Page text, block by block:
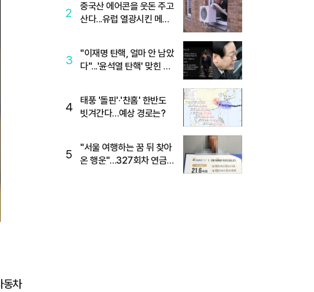
동차
2
중국산 에어콘을 웃돈 주고
산다...유럽 열광시킨 메이
3
"이재명 탄핵, 얼마 안 남았
다"...'윤석열 탄핵' 맞힌 무
4
태풍 '돌핀'·'찬홈' 한반도
빗겨간다…예상 경로는?
5
"서울 여행하는 꿈 뒤 찾아
온 행운"…327회차 연금